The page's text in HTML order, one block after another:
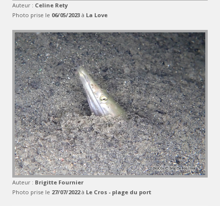
Auteur : Celine Rety
Photo prise le 06/05/2023 à La Love
Auteur : Brigitte Fournier
Photo prise le 27/07/2022à Le Cros - plage du port